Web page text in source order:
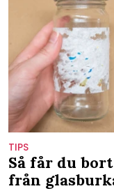
TIPS
Så får du
från